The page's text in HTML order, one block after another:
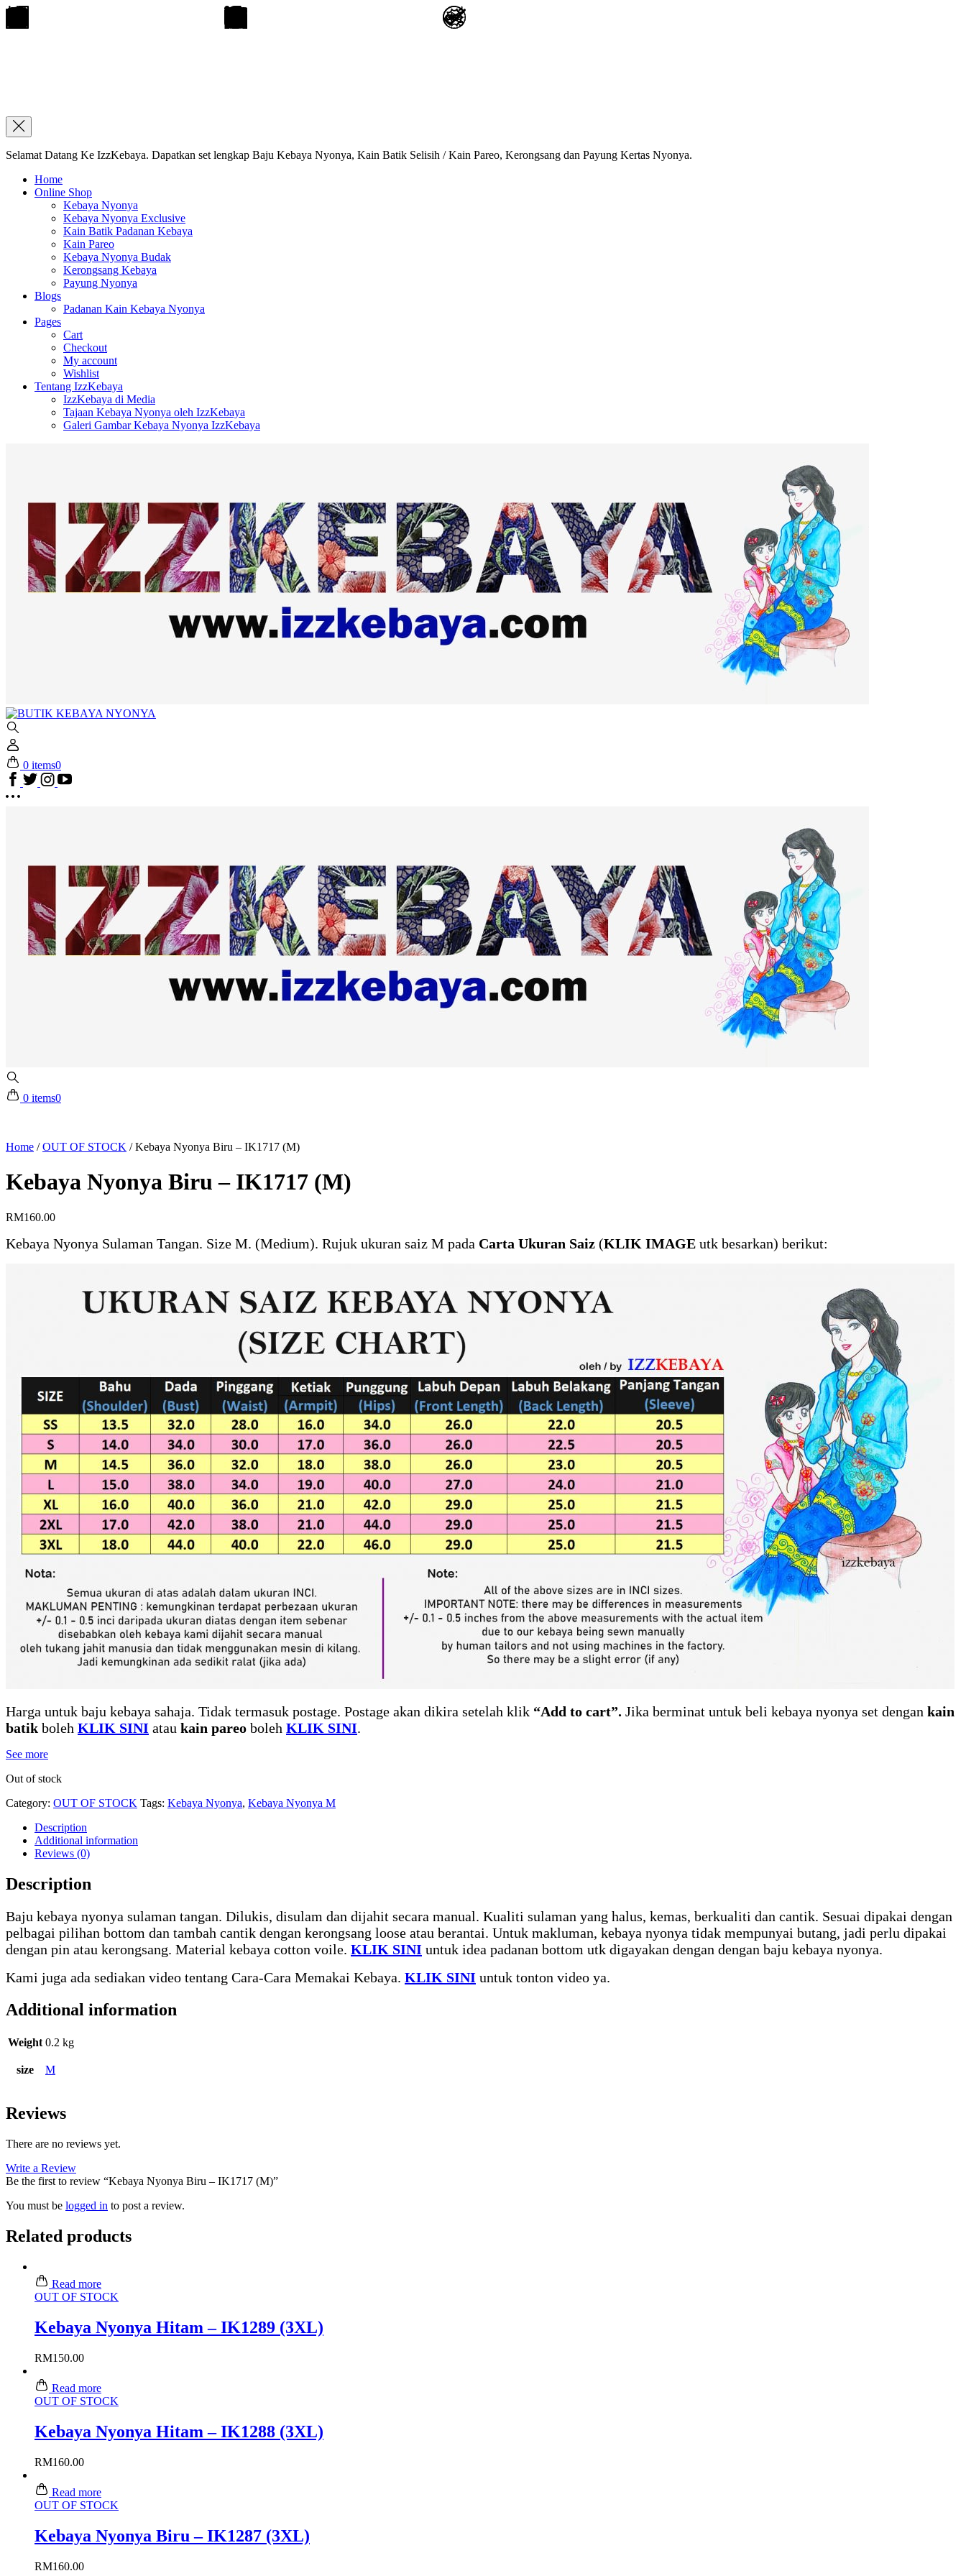
Selamat Datang Ke IzzKebaya. Dapatkan set lengkap Baju Kebaya Nyonya, Kain Batik Selisih / Kain Pareo, Kerongsang dan Payung Kertas Nyonya.
Home
Online Shop
Kebaya Nyonya
Kebaya Nyonya Exclusive
Kain Batik Padanan Kebaya
Kain Pareo
Kebaya Nyonya Budak
Kerongsang Kebaya
Payung Nyonya
Blogs
Padanan Kain Kebaya Nyonya
Pages
Cart
Checkout
My account
Wishlist
Tentang IzzKebaya
IzzKebaya di Media
Tajaan Kebaya Nyonya oleh IzzKebaya
Galeri Gambar Kebaya Nyonya IzzKebaya
0 items0
0 items0
Home /OUT OF STOCK /Kebaya Nyonya Biru – IK1717 (M)
Kebaya Nyonya Biru – IK1717 (M)
RM160.00
Kebaya Nyonya Sulaman Tangan. Size M. (Medium). Rujuk ukuran saiz M pada Carta Ukuran Saiz (KLIK IMAGE utk besarkan) berikut:
Harga untuk baju kebaya sahaja. Tidak termasuk postage. Postage akan dikira setelah klik “Add to cart”. Jika berminat untuk beli kebaya nyonya set dengan kain
batik boleh KLIK SINI atau kain pareo boleh KLIK SINI.
See more
Out of stock
Category: OUT OF STOCK Tags: Kebaya Nyonya, Kebaya Nyonya M
Description
Additional information
Reviews (0)
Description
Baju kebaya nyonya sulaman tangan. Dilukis, disulam dan dijahit secara manual. Kualiti sulaman yang halus, kemas, berkualiti dan cantik. Sesuai dipakai dengan
pelbagai pilihan bottom dan tambah cantik dengan kerongsang loose atau berantai. Untuk makluman, kebaya nyonya tidak mempunyai butang, jadi perlu dipakai
dengan pin atau kerongsang. Material kebaya cotton voile. KLIK SINI untuk idea padanan bottom utk digayakan dengan dengan baju kebaya nyonya.
Kami juga ada sediakan video tentang Cara-Cara Memakai Kebaya. KLIK SINI untuk tonton video ya.
Additional information
Weight 0.2 kg
size M
Reviews
There are no reviews yet.
Write a Review
Be the first to review “Kebaya Nyonya Biru – IK1717 (M)”
You must be logged in to post a review.
Related products
Read more
OUT OF STOCK
Kebaya Nyonya Hitam – IK1289 (3XL)
RM150.00
Read more
OUT OF STOCK
Kebaya Nyonya Hitam – IK1288 (3XL)
RM160.00
Read more
OUT OF STOCK
Kebaya Nyonya Biru – IK1287 (3XL)
RM160.00